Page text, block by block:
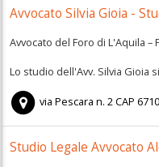
Avvocato Silvia Gioia -
Avvocato del Foro di L'Aquila –
Lo studio dell'Avv. Silvia Gioia
via Pescara n. 2CAP
Studio Legale Avvocato